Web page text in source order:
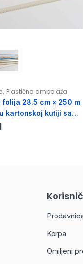
, Plastična ambalaža
folija 28.5 cm × 250 m
kartonskoj kutiji sa
isijecanje
Korpa
Omiljeni